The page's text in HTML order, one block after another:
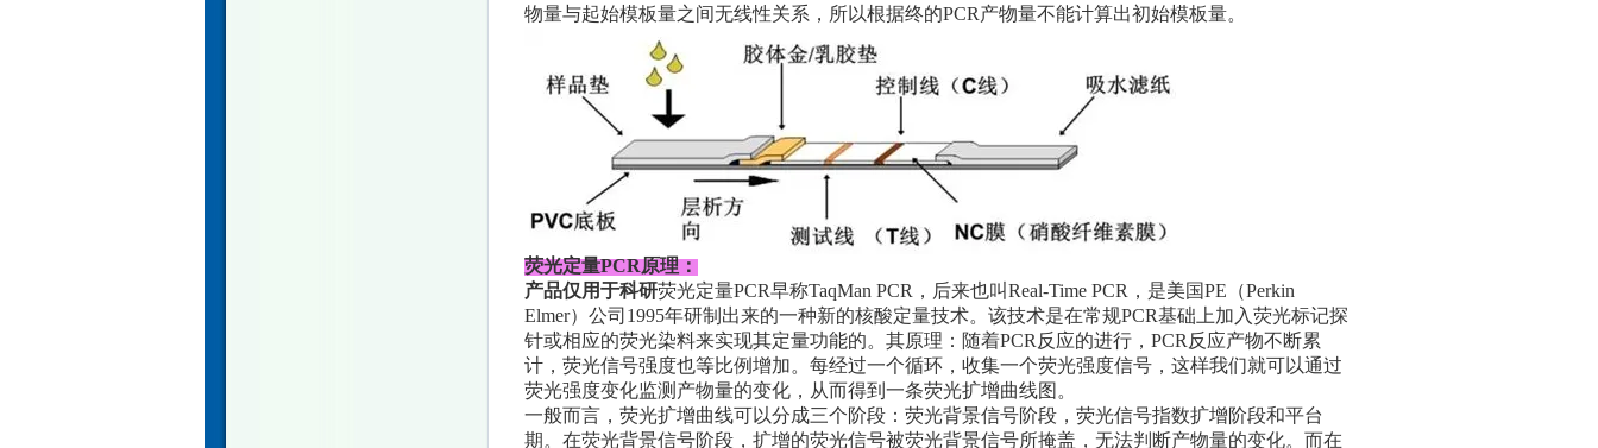
物量与起始模板量之间无线性关系，所以根据终的PCR产物量不能计算出初始模板量。
荧光定量PCR原理：
产品仅用于科研荧光定量PCR早称TaqMan PCR，后来也叫Real-Time PCR，是美国PE（Perkin
Elmer）公司1995年研制出来的一种新的核酸定量技术。该技术是在常规PCR基础上加入荧光标记探
针或相应的荧光染料来实现其定量功能的。其原理：随着PCR反应的进行，PCR反应产物不断累
计，荧光信号强度也等比例增加。每经过一个循环，收集一个荧光强度信号，这样我们就可以通过
荧光强度变化监测产物量的变化，从而得到一条荧光扩增曲线图。
一般而言，荧光扩增曲线可以分成三个阶段：荧光背景信号阶段，荧光信号指数扩增阶段和平台
期。在荧光背景信号阶段，扩增的荧光信号被荧光背景信号所掩盖，无法判断产物量的变化。而在